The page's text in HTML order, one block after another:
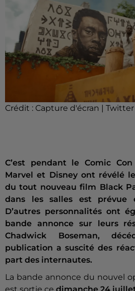
Crédit : Capture d'écran |
C’est pendant le Comic
Marvel et Disney ont révélé
du tout nouveau film Black
dans les salles est prévue
D’autres personnalités ont
bande annonce sur leurs
Chadwick Boseman,
publication a suscité des
part des internautes.
La bande annonce du nouvel